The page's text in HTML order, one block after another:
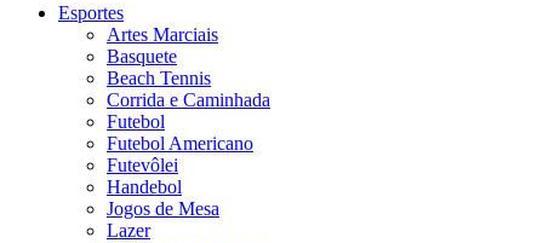
Esportes
Artes Marciais
Basquete
Beach Tennis
Corrida e Caminhada
Futebol
Futebol Americano
Futevôlei
Handebol
Jogos de Mesa
Lazer